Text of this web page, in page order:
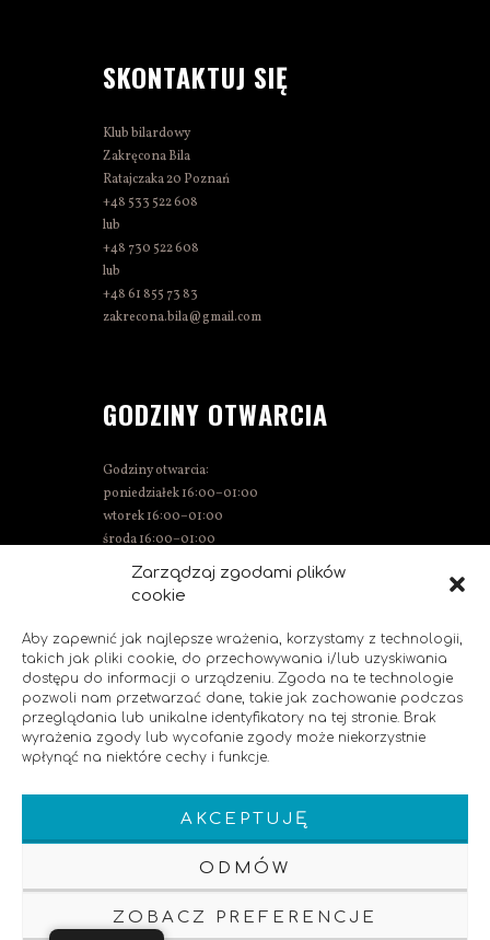
Zarządzaj zgodami plików
cookie
Aby zapewnić jak najlepsze wrażenia, korzystamy z technologii,
takich jak pliki cookie, do przechowywania i/lub uzyskiwania
dostępu do informacji o urządzeniu. Zgoda na te technologie
pozwoli nam przetwarzać dane, takie jak zachowanie podczas
przeglądania lub unikalne identyfikatory na tej stronie. Brak
wyrażenia zgody lub wycofanie zgody może niekorzystnie
wpłynąć na niektóre cechy i funkcje.
AKCEPTUJĘ
ODMÓW
ZOBACZ PREFERENCJE
SKONTAKTUJ SIĘ
Klub bilardowy
Zakręcona Bila
Ratajczaka 20 Poznań
+48 533 522 608
lub
+48 730 522 608
lub
+48 61 855 73 83
zakrecona.bila@gmail.com
GODZINY OTWARCIA
Godziny otwarcia:
poniedziałek 16:00–01:00
wtorek 16:00–01:00
środa 16:00–01:00
czwartek 15:00–01:00
piątek 15:00–02:00
niedziela 14:00–00:00
SOCIAL MEDIA
Klauzula Informacyjna